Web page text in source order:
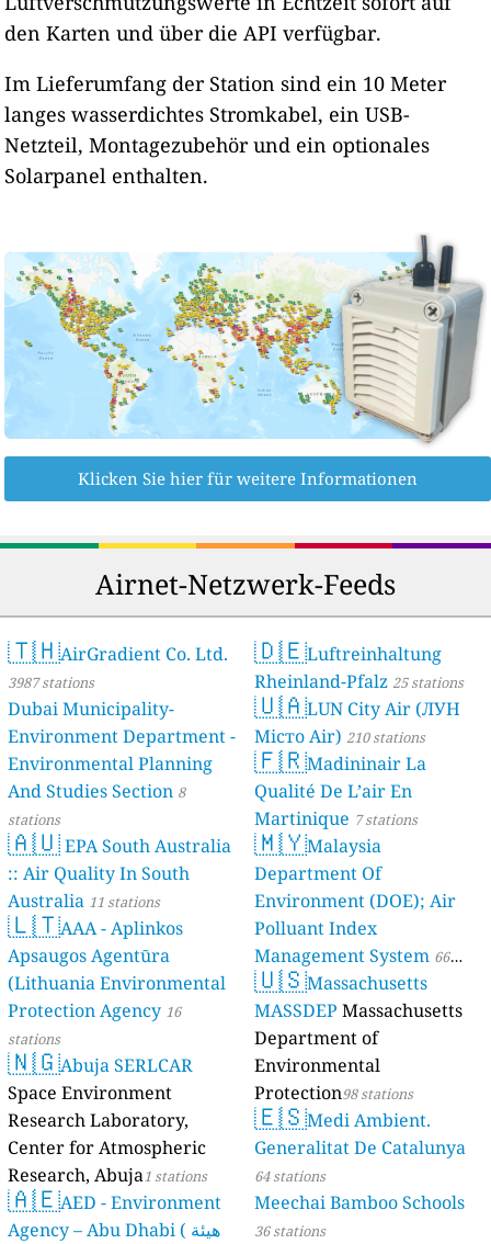
den Karten und über die API verfügbar.
Im Lieferumfang der Station sind ein 10 Meter
langes wasserdichtes Stromkabel, ein USB-
Netzteil, Montagezubehör und ein optionales
Solarpanel enthalten.
Klicken Sie hier für weitere Informationen
Airnet-Netzwerk-Feeds
🇹🇭AirGradient Co. Ltd.
3987 stations
Dubai Municipality-
Environment Department -
Environmental Planning
And Studies Section 8
stations
🇦🇺EPA South Australia
:: Air Quality In South
Australia 11 stations
🇱🇹AAA - Aplinkos
Apsaugos Agentūra
(Lithuania Environmental
Protection Agency 16
stations
🇳🇬Abuja SERLCAR
Space Environment
Research Laboratory,
Center for Atmospheric
Research, Abuja1 stations
🇦🇪AED - Environment
Agency – Abu Dhabi ( هيئة
🇩🇪Luftreinhaltung
Rheinland-Pfalz 25 stations
🇺🇦LUN City Air (ЛУН
Місто Air) 210 stations
🇫🇷Madininair La
Qualité De L’air En
Martinique 7 stations
🇲🇾Malaysia
Department Of
Environment (DOE); Air
Polluant Index
Management System 66
stations
🇺🇸Massachusetts
MASSDEP Massachusetts
Department of
Environmental
Protection98 stations
🇪🇸Medi Ambient.
Generalitat De Catalunya
64 stations
Meechai Bamboo Schools
36 stations